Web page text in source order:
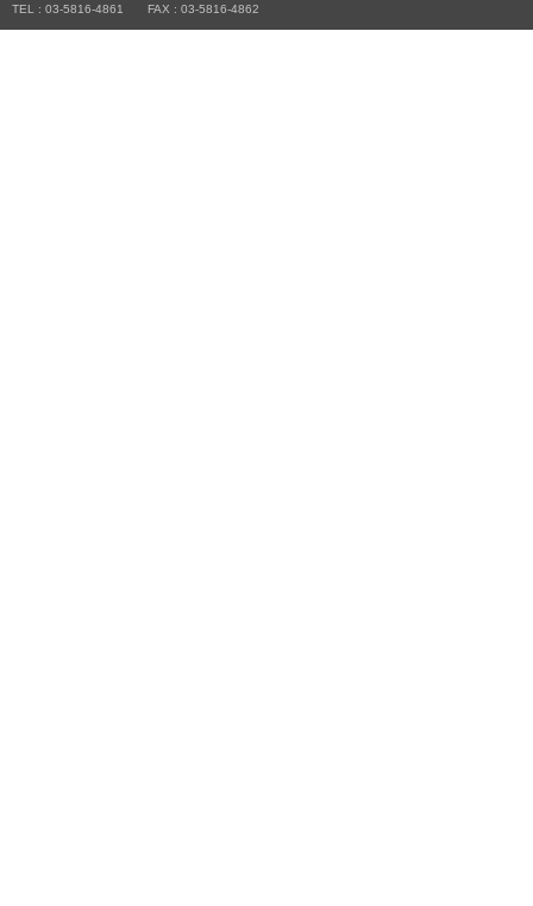
TEL : 03-5816-4861 FAX : 03-5816-4862